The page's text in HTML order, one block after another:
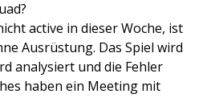
active in dieser Woche, ist
Ausrüstung. Das Spiel wird
analysiert und die Fehler
haben ein Meeting mit